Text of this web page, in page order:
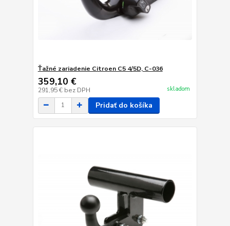
Ťažné zariadenie Citroen C5 4/5D, C-036
359,10 €
291,95 € bez DPH skladom
Pridať do košíka